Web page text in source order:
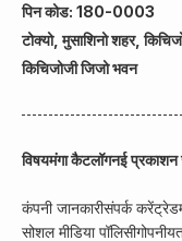
पिन कोड: 180-0003
टोक्यो, मुसाशिनो शहर,
किचिजोजी जिजो भवन
विषयमंगा कैटलॉगनई प्रकाशन
कंपनी जानकारीसंपर्क करें
सोशल मीडिया पॉलिसी